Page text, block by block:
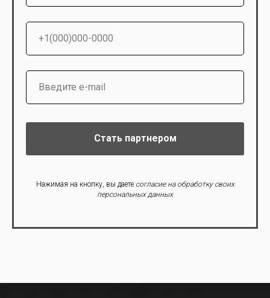
Стать партнером
Нажимая на кнопку, вы даете согласие на обработку своих
персональных данных